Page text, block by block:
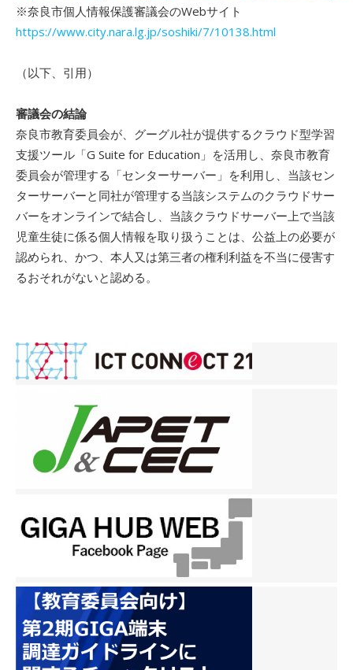
※奈良市個人情報保護審議会のWebサイト
https://www.city.nara.lg.jp/soshiki/7/10138.html
（以下、引用）
審議会の結論
奈良市教育委員会が、グーグル社が提供するクラウド型学習
支援ツール「G Suite for Education」を活用し、奈良市教育
委員会が管理する「センターサーバー」を利用し、当該セン
ターサーバーと同社が管理する当該システムのクラウドサー
バーをオンラインで結合し、当該クラウドサーバー上で当該
児童生徒に係る個人情報を取り扱うことは、公益上の必要が
認められ、かつ、本人又は第三者の権利利益を不当に侵害す
るおそれがないと認める。